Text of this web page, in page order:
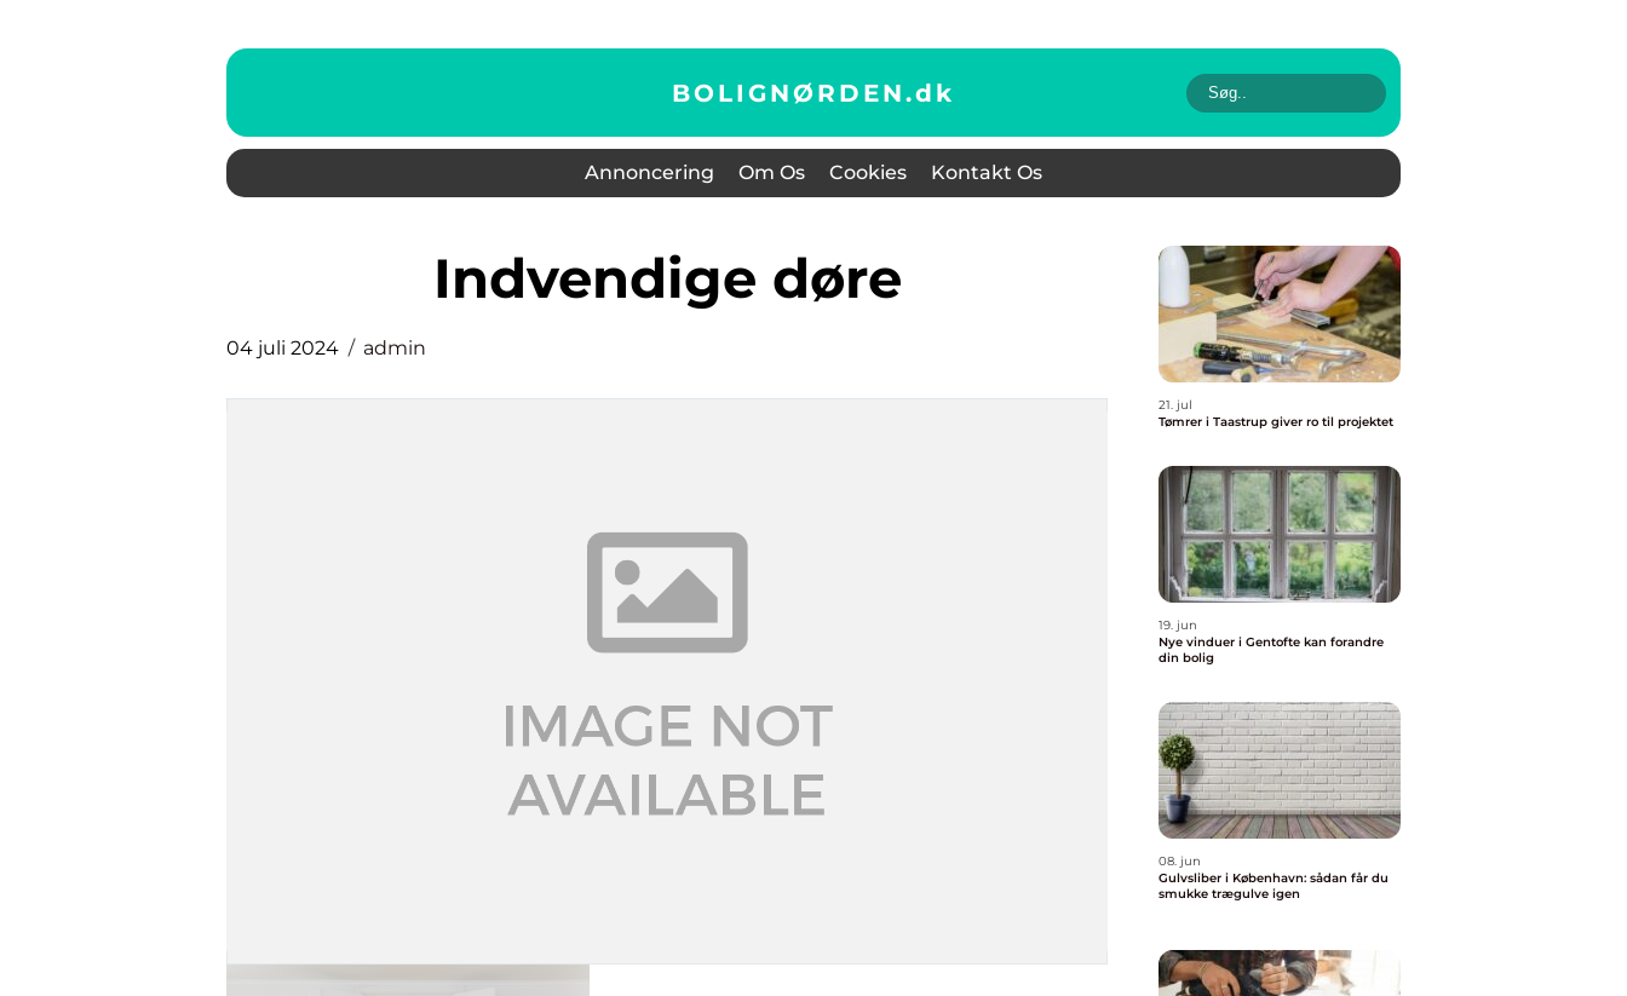
BOLIGNØRDEN.dk
Annoncering Om Os Cookies Kontakt Os
indvendige døre
04 juli 2024 admin
21. jul
Tømrer i Taastrup giver ro til projektet
19. jun
Nye vinduer i Gentofte kan forandre
din bolig
08. jun
Gulvsliber i København: sådan får du
smukke trægulve igen